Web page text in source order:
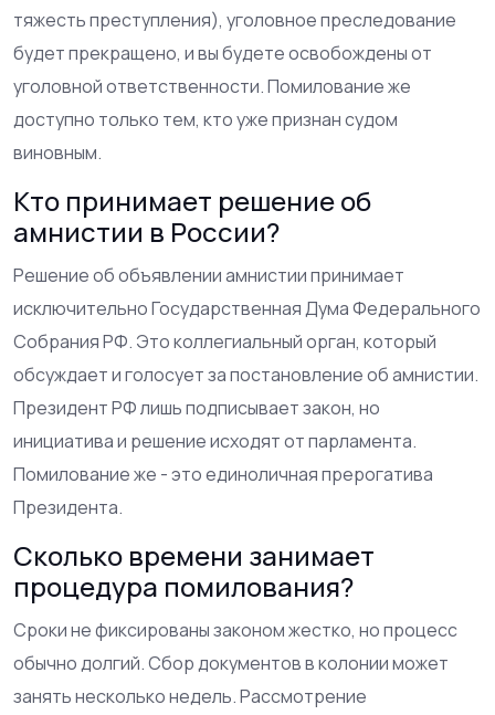
тяжесть преступления), уголовное преследование
будет прекращено, и вы будете освобождены от
уголовной ответственности. Помилование же
доступно только тем, кто уже признан судом
виновным.
Кто принимает решение об
амнистии в России?
Решение об объявлении амнистии принимает
исключительно Государственная Дума Федерального
Собрания РФ. Это коллегиальный орган, который
обсуждает и голосует за постановление об амнистии.
Президент РФ лишь подписывает закон, но
инициатива и решение исходят от парламента.
Помилование же - это единоличная прерогатива
Президента.
Сколько времени занимает
процедура помилования?
Сроки не фиксированы законом жестко, но процесс
обычно долгий. Сбор документов в колонии может
занять несколько недель. Рассмотрение